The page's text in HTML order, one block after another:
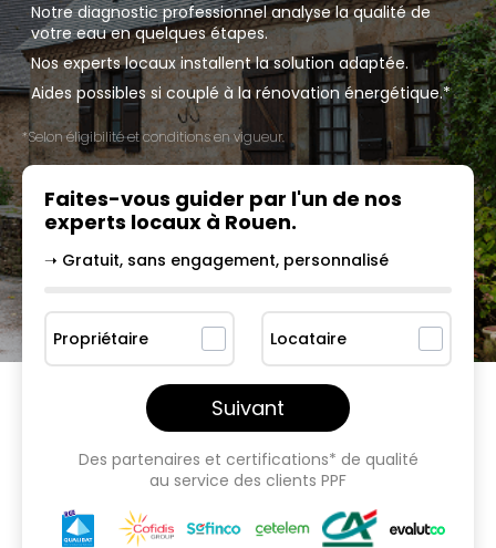
Notre diagnostic professionnel analyse la qualité de
votre eau en quelques étapes.
Nos experts locaux installent la solution adaptée.
Aides possibles si couplé à la rénovation énergétique.*
*Selon éligibilité et conditions en vigueur.
Faites-vous guider par l'un de nos
experts locaux à Rouen.
➝ Gratuit, sans engagement, personnalisé
Propriétaire Locataire
Suivant
Des partenaires et certifications* de qualité
au service des clients PPF